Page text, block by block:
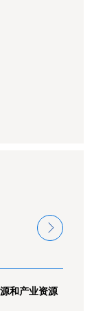
和产业资源